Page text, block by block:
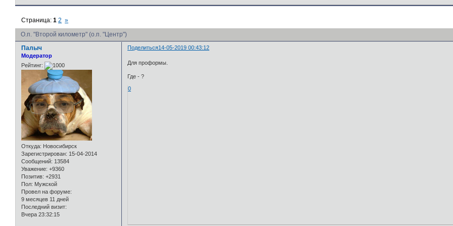
О.п. "Второй километр" (о.п. "Центр")
Страница:1 2 »
Поделиться14-05-2019 00:43:12
Палыч
Модератор
Рейтинг:
Откуда: Новосибирск
Зарегистрирован: 15-04-2014
Сообщений: 13584
Уважение: +9360
Позитив: +2931
Пол: Мужской
Провел на форуме:
9 месяцев 11 дней
Последний визит:
Вчера 23:32:15
Для проформы.
Где - ?
0